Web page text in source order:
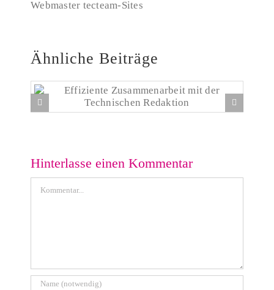
Webmaster tecteam-Sites
Ähnliche Beiträge
Hinterlasse einen Kommentar
Kommentar